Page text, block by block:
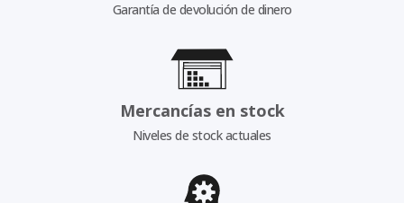
Garantía de devolución de dinero
Mercancías en stock
Niveles de stock actuales